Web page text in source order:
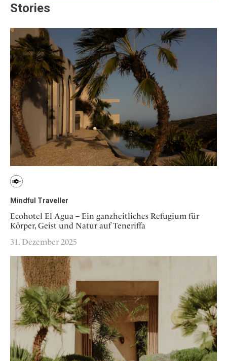
Stories
Mindful Traveller
Ecohotel El Agua – Ein ganzheitliches Refugium für
Körper, Geist und Natur auf Teneriffa
31. Dezember 2025